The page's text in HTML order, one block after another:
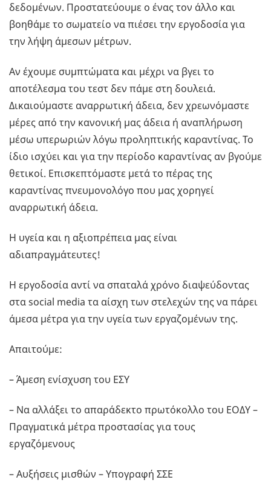
δεδομένων. Προστατεύουμε ο ένας τον άλλο και
βοηθάμε το σωματείο να πιέσει την εργοδοσία για
την λήψη άμεσων μέτρων.
Αν έχουμε συμπτώματα και μέχρι να βγει το
αποτέλεσμα του τεστ δεν πάμε στη δουλειά.
Δικαιούμαστε αναρρωτική άδεια, δεν χρεωνόμαστε
μέρες από την κανονική μας άδεια ή αναπλήρωση
μέσω υπερωριών λόγω προληπτικής καραντίνας. Το
ίδιο ισχύει και για την περίοδο καραντίνας αν βγούμε
θετικοί. Επισκεπτόμαστε μετά το πέρας της
καραντίνας πνευμονολόγο που μας χορηγεί
αναρρωτική άδεια.
Η υγεία και η αξιοπρέπεια μας είναι
αδιαπραγμάτευτες!
Η εργοδοσία αντί να σπαταλά χρόνο διαψεύδοντας
στα social media τα αίσχη των στελεχών της να πάρει
άμεσα μέτρα για την υγεία των εργαζομένων της.
Απαιτούμε:
– Άμεση ενίσχυση του ΕΣΥ
– Να αλλάξει το απαράδεκτο πρωτόκολλο του ΕΟΔΥ –
Πραγματικά μέτρα προστασίας για τους
εργαζόμενους
– Αυξήσεις μισθών – Υπογραφή ΣΣΕ